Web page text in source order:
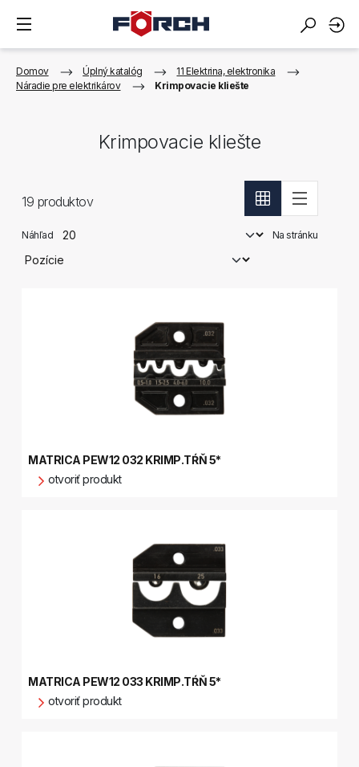
Domov Úplný katalóg
11 Elektrina, elektronika
Náradie pre elektrikárov
Krimpovacie kliešte
Krimpovacie kliešte
19 produktov
Náhľad Na stránku
MATRICA PEW12 032 KRIMP.TŔŇ 5*
otvoriť produkt
MATRICA PEW12 033 KRIMP.TŔŇ 5*
otvoriť produkt